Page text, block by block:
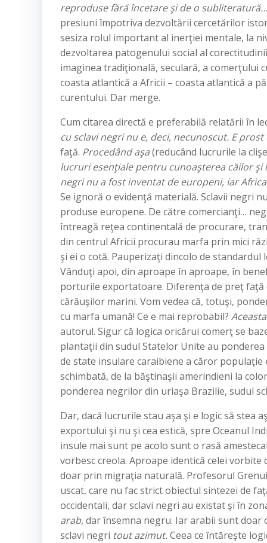
reproduse fără încetare şi de o subliteratură…
presiuni împotriva dezvoltării cercetărilor
sesiza rolul important al inerţiei mentale, la
dezvoltarea patogenului social al
imaginea tradiţională, seculară, a comerţului
coasta atlantică a Africii – coasta atlantică a
curentului. Dar merge.
Cum citarea directă e preferabilă relatării în
cu sclavi negri nu e, deci, necunoscut. E
faţă. Procedând aşa(reducând lucrurile la
lucruri esenţiale pentru cunoaşterea căilor
negri nu a fost inventat de europeni, iar
Se ignoră o evidenţă materială. Sclavii negri
produse europene. De către comercianţi…
întreagă reţea continentală de procurare,
din centrul Africii procurau marfa prin mici
şi ei o cotă. Pauperizaţi dincolo de
Vânduţi apoi, din aproape în aproape, în
porturile exportatoare. Diferenţa de preţ faţă
cărăuşilor marini. Vom vedea că, totuşi,
cu marfa umană! Ce e mai reprobabil?
autorul. Sigur că logica oricărui comerţ se
plantaţii din sudul Statelor Unite au
de state insulare caraibiene a căror populaţie
schimbată, de la băştinaşii amerindieni la
ponderea negrilor din uriaşa Brazilie, sudul
Dar, dacă lucrurile stau aşa şi e logic să stea
exportului şi nu şi cea estică, spre Oceanul
insule mai sunt pe acolo sunt o rasă
vorbesc creola. Aproape identică celei
doar prin migraţia naturală. Profesorul
uscat, care nu fac strict obiectul sintezei de
occidentali, dar sclavi negri au existat şi în
arab, dar însemna negru. Iar arabii sunt doar
sclavi negri tout azimut. Ceea ce întăreşte